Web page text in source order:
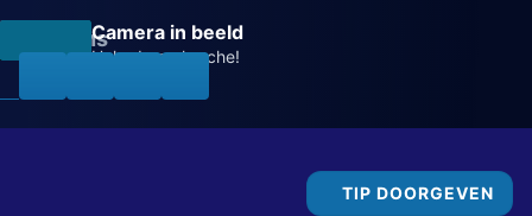
TIP DOORGEVEN
Camera in beeld
Help de recherche!
Volg ons